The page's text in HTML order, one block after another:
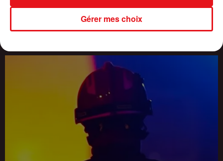
CANICULE : 16 DÉPARTEMENTS PLACÉS EN VIGILANCE ORANGE,
Gérer mes choix